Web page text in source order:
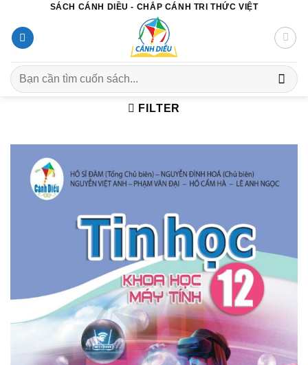
đến
nội
dung
SÁCH CÁNH DIỀU - CHẮP CÁNH TRI THỨC VIỆT
Search
for:
FILTER